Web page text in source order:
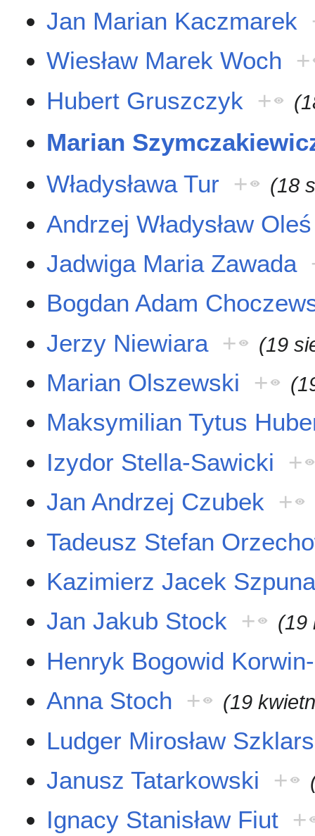
Jan Marian Kaczmarek
Wiesław Marek Woch +
Hubert Gruszczyk +
Marian
Władysława Tur + (18
Andrzej Władysław Oleś
Jadwiga Maria Zawada
Bogdan Adam
Jerzy Niewiara + (19
Marian Olszewski +
Maksymilian Tytus
Izydor Stella-Sawicki
+
Jan Andrzej Czubek +
Tadeusz Stefan
Kazimierz Jacek
Jan Jakub Stock + (19
Henryk Bogowid
Anna Stoch + (19
Ludger Mirosław
Janusz Tatarkowski
+
Ignacy Stanisław Fiut +